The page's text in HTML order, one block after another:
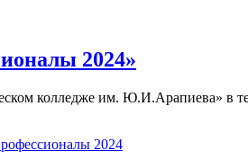
2024»
колледже им. Ю.И.Арапиева» в
2024